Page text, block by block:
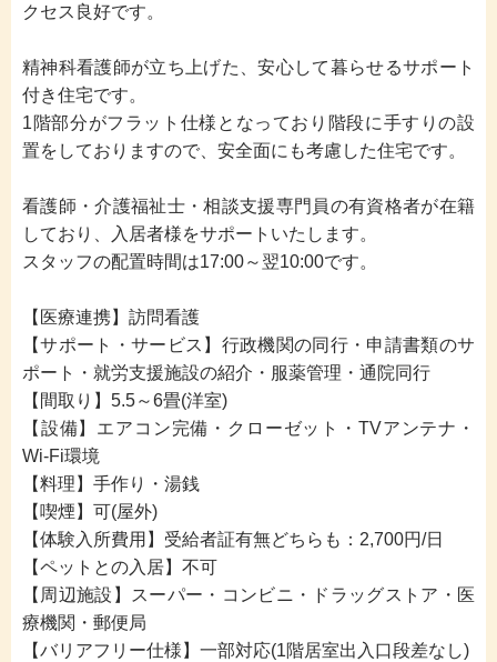
クセス良好です。
精神科看護師が立ち上げた、安心して暮らせるサポート
付き住宅です。
1階部分がフラット仕様となっており階段に手すりの設
置をしておりますので、安全面にも考慮した住宅です。
看護師・介護福祉士・相談支援専門員の有資格者が在籍
しており、入居者様をサポートいたします。
スタッフの配置時間は17:00～翌10:00です。
【医療連携】訪問看護
【サポート・サービス】行政機関の同行・申請書類のサ
ポート・就労支援施設の紹介・服薬管理・通院同行
【間取り】5.5～6畳(洋室)
【設備】エアコン完備・クローゼット・TVアンテナ・
Wi-Fi環境
【料理】手作り・湯銭
【喫煙】可(屋外)
【体験入所費用】受給者証有無どちらも：2,700円/日
【ペットとの入居】不可
【周辺施設】スーパー・コンビニ・ドラッグストア・医
療機関・郵便局
【バリアフリー仕様】一部対応(1階居室出入口段差なし)